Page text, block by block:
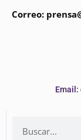
Correo: